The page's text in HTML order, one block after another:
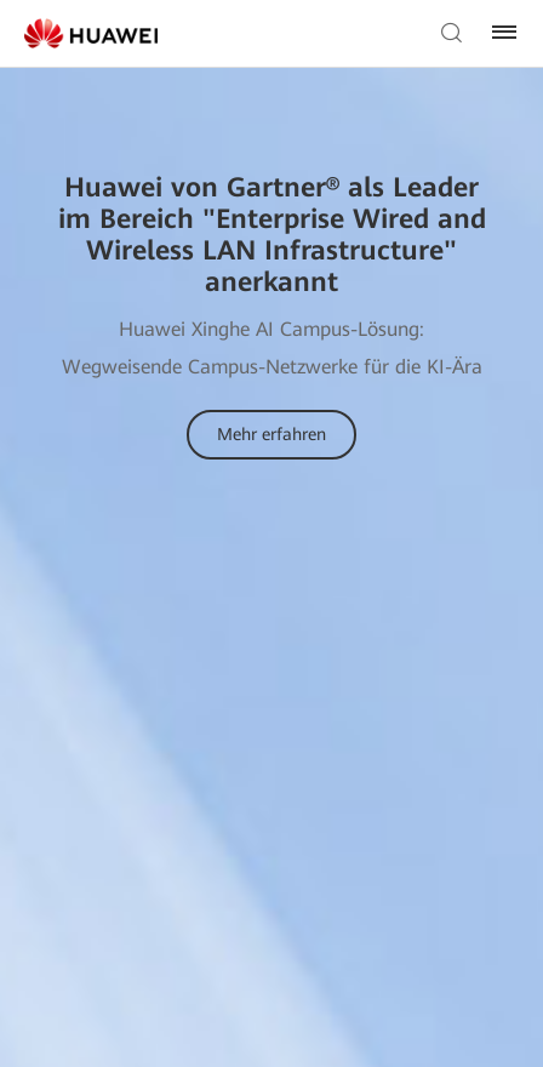
Huawei von Gartner® als Leader
im Bereich "Enterprise Wired and
Wireless LAN Infrastructure"
anerkannt
Huawei Xinghe AI Campus-Lösung:
Wegweisende Campus-Netzwerke für die KI-Ära
Mehr erfahren
HUAWEI 4+2+N INDUSTRY –
DIGITALISIERUNG IN DER PRAXIS
Download
Huawei von Gartner® als Leader
im Bereich "Enterprise Wired and
Wireless LAN Infrastructure"
anerkannt
Huawei Xinghe AI Campus-Lösung:
Wegweisende Campus-Netzwerke für die KI-Ära
Mehr erfahren
HUAWEI 4+2+N INDUSTRY –
DIGITALISIERUNG IN DER PRAXIS
Download